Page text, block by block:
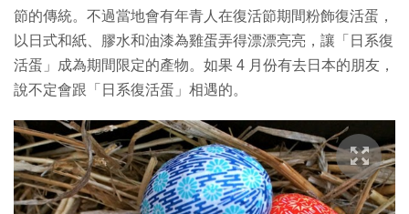
節的傳統。不過當地會有年青人在復活節期間粉飾復活蛋，
以日式和紙、膠水和油漆為雞蛋弄得漂漂亮亮，讓「日系復
活蛋」成為期間限定的產物。如果 4 月份有去日本的朋友，
說不定會跟「日系復活蛋」相遇的。